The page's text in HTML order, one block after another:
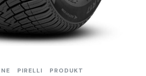
PIRELLI PRODUKT